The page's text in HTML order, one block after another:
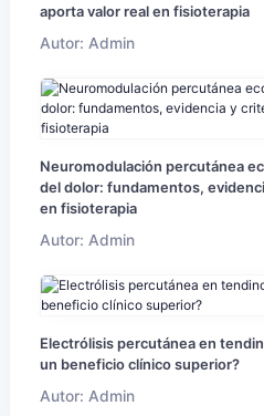
aporta valor real en fisioterapia
Autor: Admin
Neuromodulación percutánea
del dolor: fundamentos,
en fisioterapia
Autor: Admin
Electrólisis percutánea en
un beneficio clínico superior?
Autor: Admin